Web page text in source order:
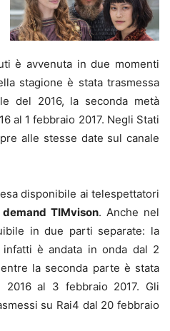
è avvenuta in due momenti
stagione è stata trasmessa
del 2016, la seconda metà
al 1 febbraio 2017. Negli Stati
alle stesse date sul canale
disponibile ai telespettatori
TIMvison. Anche nel
in due parti separate: la
è andata in onda dal 2
la seconda parte è stata
2016 al 3 febbraio 2017. Gli
su Rai4 dal 20 febbraio